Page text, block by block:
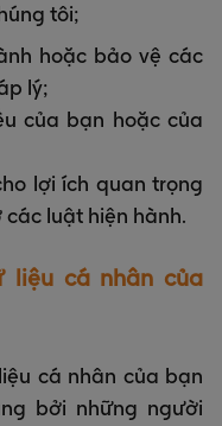
tôi;
hoặc bảo vệ các
lý;
của bạn hoặc của
lợi ích quan trọng
luật hiện hành.
liệu cá nhân của
cá nhân của bạn
bởi những người